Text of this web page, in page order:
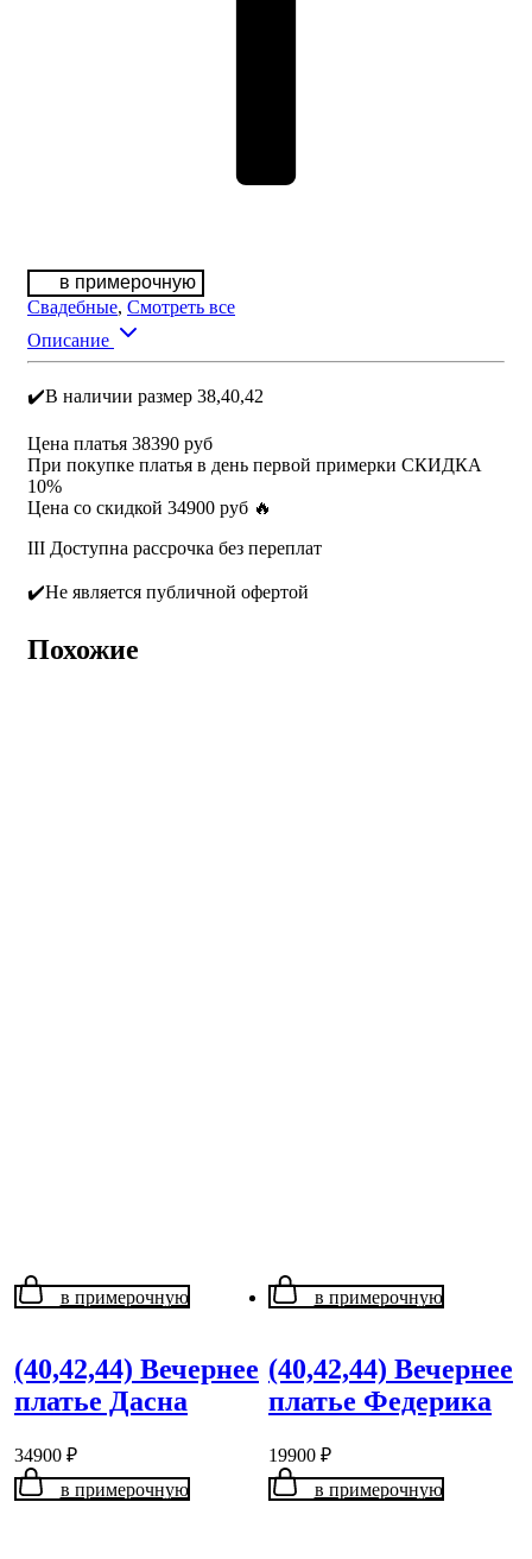
в примерочную
Свадебные, Смотреть все
Описание
✔️В наличии размер 38,40,42
Цена платья 38390 руб
При покупке платья в день первой примерки СКИДКА
10%
Цена со скидкой 34900 руб 🔥
III Доступна рассрочка без переплат
✔️Не является публичной офертой
Похожие
в примерочную
(40,42,44) Вечернее
платье Дасна
34900 ₽
в примерочную
в примерочную
(40,42,44) Вечернее
платье Федерика
19900 ₽
в примерочную